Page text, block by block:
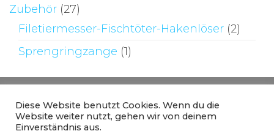
Zubehör (27)
Filetiermesser-Fischtöter-Hakenlöser (2)
Sprengringzange (1)
Diese Website benutzt Cookies. Wenn du die
Website weiter nutzt, gehen wir von deinem
Einverständnis aus.